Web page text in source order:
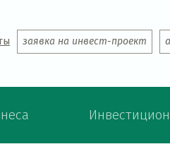
заявка на инвест-проект